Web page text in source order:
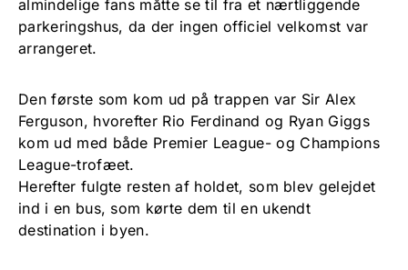
almindelige fans måtte se til fra et nærtliggende
parkeringshus, da der ingen officiel velkomst var
arrangeret.
Den første som kom ud på trappen var Sir Alex
Ferguson, hvorefter Rio Ferdinand og Ryan Giggs
kom ud med både Premier League- og Champions
League-trofæet.
Herefter fulgte resten af holdet, som blev gelejdet
ind i en bus, som kørte dem til en ukendt
destination i byen.